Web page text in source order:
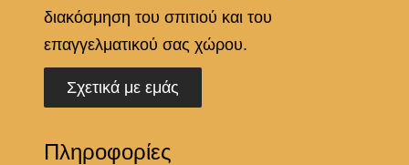
διακόσμηση του σπιτιού και του
επαγγελματικού σας χώρου.
Σχετικά με εμάς
Πληροφορίες